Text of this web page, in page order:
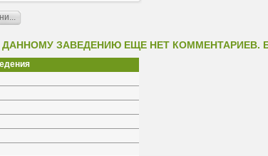
ДАННОМУ ЗАВЕДЕНИЮ ЕЩЕ НЕТ КОММЕНТАРИЕВ.